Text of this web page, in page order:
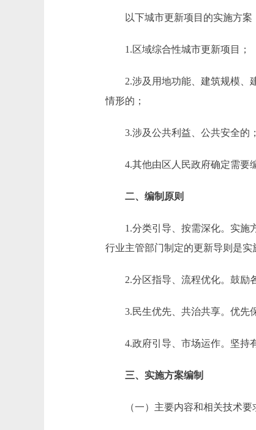
以下城市更新项目的实施方案
1.区域综合性城市更新项目；
2.涉及用地功能、建筑规模、建
情形的；
3.涉及公共利益、公共安全的；
4.其他由区人民政府确定需要编
二、编制原则
1.分类引导、按需深化。实施方
行业主管部门制定的更新导则是实
2.分区指导、流程优化。鼓励各
3.民生优先、共治共享。优先保
4.政府引导、市场运作。坚持有
三、实施方案编制
（一）主要内容和相关技术要